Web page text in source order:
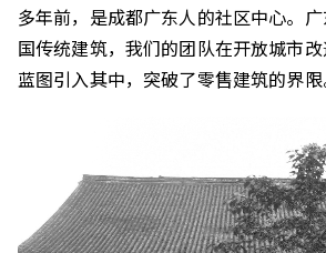
多年前，是成都广东人的社区中心。
国传统建筑，我们的团队在开放城市
蓝图引入其中，突破了零售建筑的界限